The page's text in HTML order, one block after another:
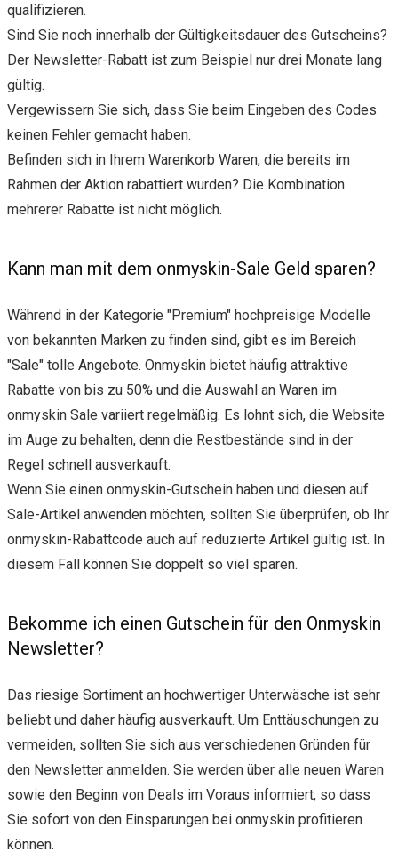
qualifizieren.
Sind Sie noch innerhalb der Gültigkeitsdauer des Gutscheins?
Der Newsletter-Rabatt ist zum Beispiel nur drei Monate lang
gültig.
Vergewissern Sie sich, dass Sie beim Eingeben des Codes
keinen Fehler gemacht haben.
Befinden sich in Ihrem Warenkorb Waren, die bereits im
Rahmen der Aktion rabattiert wurden? Die Kombination
mehrerer Rabatte ist nicht möglich.
Kann man mit dem onmyskin-Sale Geld sparen?
Während in der Kategorie "Premium" hochpreisige Modelle
von bekannten Marken zu finden sind, gibt es im Bereich
"Sale" tolle Angebote. Onmyskin bietet häufig attraktive
Rabatte von bis zu 50% und die Auswahl an Waren im
onmyskin Sale variiert regelmäßig. Es lohnt sich, die Website
im Auge zu behalten, denn die Restbestände sind in der
Regel schnell ausverkauft.
Wenn Sie einen onmyskin-Gutschein haben und diesen auf
Sale-Artikel anwenden möchten, sollten Sie überprüfen, ob Ihr
onmyskin-Rabattcode auch auf reduzierte Artikel gültig ist. In
diesem Fall können Sie doppelt so viel sparen.
Bekomme ich einen Gutschein für den Onmyskin
Newsletter?
Das riesige Sortiment an hochwertiger Unterwäsche ist sehr
beliebt und daher häufig ausverkauft. Um Enttäuschungen zu
vermeiden, sollten Sie sich aus verschiedenen Gründen für
den Newsletter anmelden. Sie werden über alle neuen Waren
sowie den Beginn von Deals im Voraus informiert, so dass
Sie sofort von den Einsparungen bei onmyskin profitieren
können.